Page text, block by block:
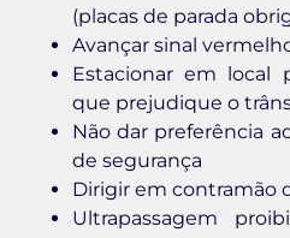
(placas de parada
Avançar sinal
Estacionar em local
que prejudique o
Não dar preferência
de segurança
Dirigir em contramão
Ultrapassagem